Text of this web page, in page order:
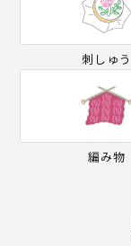
刺しゅう
編み物